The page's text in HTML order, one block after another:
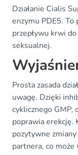
Działanie Cialis
enzymu PDE5.
przepływu krwi
seksualnej.
Prosta zasada
uwagę. Dzięki
cyklicznego GMP,
poprawia erekcję.
pozytywne
partnera, co może